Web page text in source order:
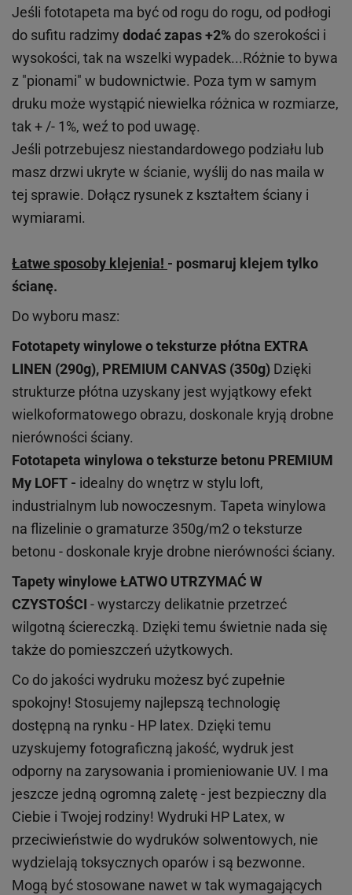
Jeśli fototapeta ma być od rogu do rogu, od podłogi
do sufitu radzimy dodać zapas +2% do szerokości i
wysokości, tak na wszelki wypadek...Różnie to bywa
z "pionami" w budownictwie. Poza tym w samym
druku może wystąpić niewielka różnica w rozmiarze,
tak + /- 1%, weź to pod uwagę.
Jeśli potrzebujesz niestandardowego podziału lub
masz drzwi ukryte w ścianie, wyślij do nas maila w
tej sprawie. Dołącz rysunek z kształtem ściany i
wymiarami.
Łatwe sposoby klejenia! - posmaruj klejem tylko
ścianę.
Do wyboru masz:
Fototapety winylowe oteksturze płótna EXTRA
LINEN (290g), PREMIUM CANVAS (350g) Dzięki
strukturze płótna uzyskany jest wyjątkowy efekt
wielkoformatowego obrazu, doskonale kryją drobne
nierówności ściany.
Fototapeta winylowa oteksturze betonu PREMIUM
My LOFT - idealny do wnętrz w stylu loft,
industrialnym lub nowoczesnym. Tapeta winylowa
na flizelinie o gramaturze 350g/m2 o teksturze
betonu - doskonale kryje drobne nierówności ściany.
Tapety winyloweŁATWO UTRZYMAĆ W
CZYSTOŚCI - wystarczy delikatnie przetrzeć
wilgotną ściereczką. Dzięki temu świetnie nada się
także do pomieszczeń użytkowych.
Co do jakości wydruku możesz być zupełnie
spokojny! Stosujemy najlepszą technologię
dostępną na rynku - HP latex. Dzięki temu
uzyskujemy fotograficzną jakość, wydruk jest
odporny na zarysowania i promieniowanie UV. I ma
jeszcze jedną ogromną zaletę - jest bezpieczny dla
Ciebie i Twojej rodziny! Wydruki HP Latex, w
przeciwieństwie do wydruków solwentowych, nie
wydzielają toksycznych oparów i są bezwonne.
Mogą być stosowane nawet w tak wymagających